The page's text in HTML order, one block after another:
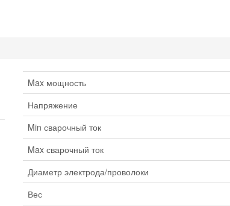
Max мощность
Напряжение
Min сварочный ток
Max сварочный ток
Диаметр электрода/проволоки
Вес